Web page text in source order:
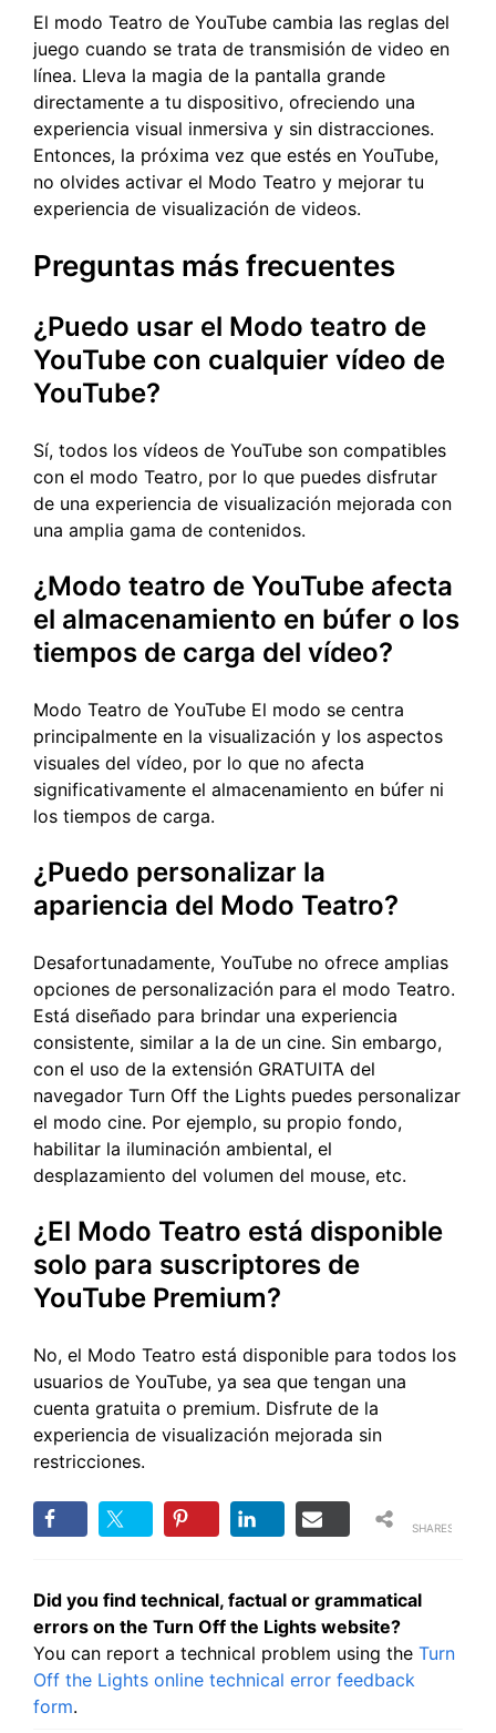
El modo Teatro de YouTube cambia las reglas del
juego cuando se trata de transmisión de video en
línea. Lleva la magia de la pantalla grande
directamente a tu dispositivo, ofreciendo una
experiencia visual inmersiva y sin distracciones.
Entonces, la próxima vez que estés en YouTube,
no olvides activar el Modo Teatro y mejorar tu
experiencia de visualización de videos.
Preguntas más frecuentes
¿Puedo usar el Modo teatro de
YouTube con cualquier vídeo de
YouTube?
Sí, todos los vídeos de YouTube son compatibles
con el modo Teatro, por lo que puedes disfrutar
de una experiencia de visualización mejorada con
una amplia gama de contenidos.
¿Modo teatro de YouTube afecta
el almacenamiento en búfer o los
tiempos de carga del vídeo?
Modo Teatro de YouTube El modo se centra
principalmente en la visualización y los aspectos
visuales del vídeo, por lo que no afecta
significativamente el almacenamiento en búfer ni
los tiempos de carga.
¿Puedo personalizar la
apariencia del Modo Teatro?
Desafortunadamente, YouTube no ofrece amplias
opciones de personalización para el modo Teatro.
Está diseñado para brindar una experiencia
consistente, similar a la de un cine. Sin embargo,
con el uso de la extensión GRATUITA del
navegador Turn Off the Lights puedes personalizar
el modo cine. Por ejemplo, su propio fondo,
habilitar la iluminación ambiental, el
desplazamiento del volumen del mouse, etc.
¿El Modo Teatro está disponible
solo para suscriptores de
YouTube Premium?
No, el Modo Teatro está disponible para todos los
usuarios de YouTube, ya sea que tengan una
cuenta gratuita o premium. Disfrute de la
experiencia de visualización mejorada sin
restricciones.
SHARES
Did you find technical, factual or grammatical
errors on the Turn Off the Lights website?
You can report a technical problem using the Turn
Off the Lights online technical error feedback
form.